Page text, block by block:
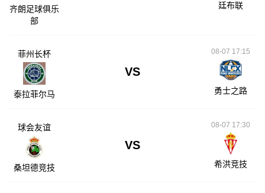
齐朗足球俱乐
部
廷布联
菲州长杯
泰拉菲尔马
VS
08-07 17:15
勇士之路
球会友谊
桑坦德竞技
VS
08-07 17:30
希洪竞技